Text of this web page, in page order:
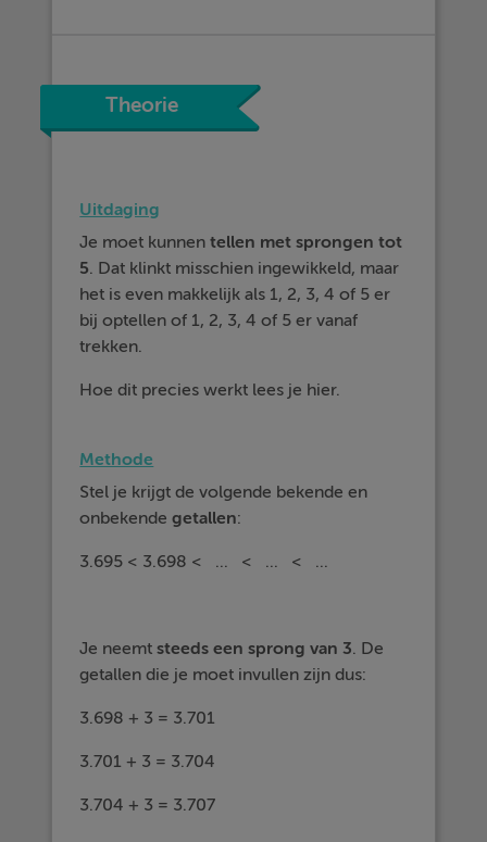
Theorie
Uitdaging
Je moet kunnentellen met sprongen tot
5. Dat klinkt misschien ingewikkeld, maar
het is even makkelijk als 1, 2, 3, 4 of 5 er
bij optellen of 1, 2, 3, 4 of 5 er vanaf
trekken.
Hoe dit precies werkt lees je hier.
Methode
Stel je krijgt de volgende bekende en
onbekendegetallen:
3.695 < 3.698 < ... < ... < ...
Je neemtsteeds een sprong van 3. De
getallen die je moet invullen zijn dus:
3.698 + 3 = 3.701
3.701 + 3 = 3.704
3.704 + 3 = 3.707